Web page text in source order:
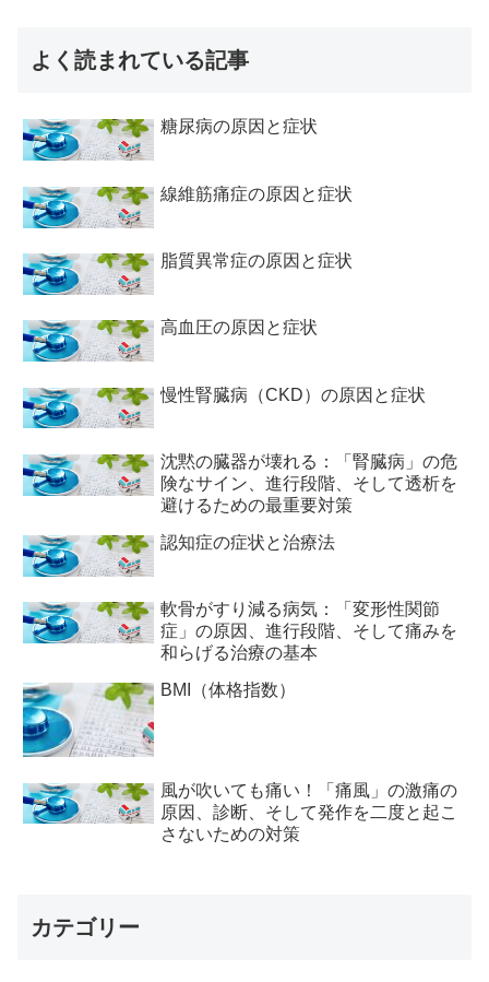
よく読まれている記事
糖尿病の原因と症状
線維筋痛症の原因と症状
脂質異常症の原因と症状
高血圧の原因と症状
慢性腎臓病（CKD）の原因と症状
沈黙の臓器が壊れる：「腎臓病」の危
険なサイン、進行段階、そして透析を
避けるための最重要対策
認知症の症状と治療法
軟骨がすり減る病気：「変形性関節
症」の原因、進行段階、そして痛みを
和らげる治療の基本
BMI（体格指数）
風が吹いても痛い！「痛風」の激痛の
原因、診断、そして発作を二度と起こ
さないための対策
カテゴリー